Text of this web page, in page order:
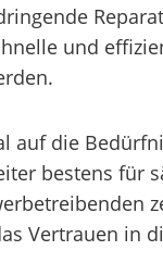
und
auf die
bestens für
Vertrauen in